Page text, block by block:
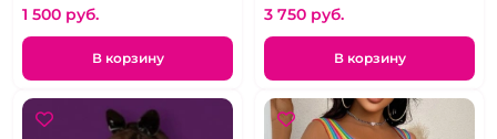
1 500 pуб.
В корзину
3 750 pуб.
В корзину